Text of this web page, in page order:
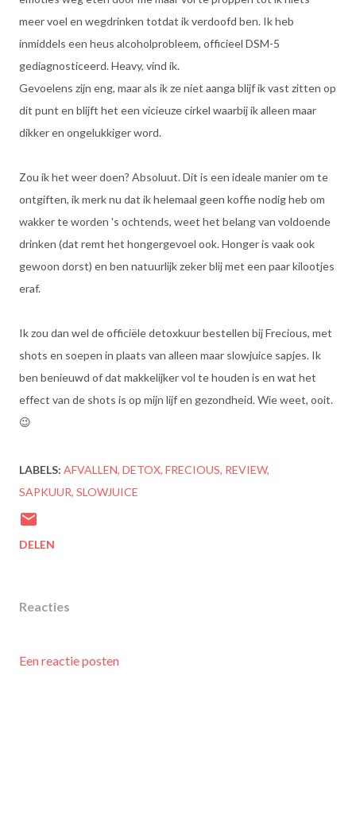
meer voel en wegdrinken totdat ik verdoofd ben. Ik heb
inmiddels een heus alcoholprobleem, officieel DSM-5
gediagnosticeerd. Heavy, vind ik.
Gevoelens zijn eng, maar als ik ze niet aanga blijf ik vast zitten op
dit punt en blijft het een vicieuze cirkel waarbij ik alleen maar
dikker en ongelukkiger word.
Zou ik het weer doen? Absoluut. Dit is een ideale manier om te
ontgiften, ik merk nu dat ik helemaal geen koffie nodig heb om
wakker te worden 's ochtends, weet het belang van voldoende
drinken (dat remt het hongergevoel ook. Honger is vaak ook
gewoon dorst) en ben natuurlijk zeker blij met een paar kilootjes
eraf.
Ik zou dan wel de officiële detoxkuur bestellen bij Frecious, met
shots en soepen in plaats van alleen maar slowjuice sapjes. Ik
ben benieuwd of dat makkelijker vol te houden is en wat het
effect van de shots is op mijn lijf en gezondheid. Wie weet, ooit.
😉
LABELS: AFVALLEN DETOX FRECIOUS REVIEW
SAPKUUR SLOWJUICE
DELEN
Reacties
Een reactie posten